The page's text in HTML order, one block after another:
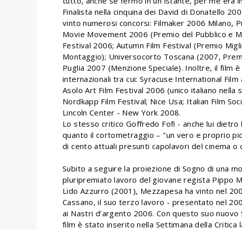
Finalista nella cinquina dei David di Donatello
vinto numerosi concorsi: Filmaker 2006 Milano,
Movie Movement 2006 (Premio del Pubblico e
Festival 2006; Autumn Film Festival (Premio
Montaggio); Universocorto Toscana (2007,
Puglia 2007 (Menzione Speciale). Inoltre, il
internazionali tra cui: Syracuse International
Asolo Art Film Festival 2006 (unico italiano
Nordkapp Film Festival; Nice Usa; Italian Film
Lincoln Center - New York 2008.
Lo stesso critico Goffredo Fofi - anche lui
quanto il cortometraggio – "un vero e proprio
di cento attuali presunti capolavori del cinema o
Subito a seguire la proiezione di Sogno di una
pluripremiato lavoro del giovane regista Pippo
Lido Azzurro (2001), Mezzapesa ha vinto nel
Cassano, il suo terzo lavoro - presentato nel
ai Nastri d’argento 2006. Con questo suo
film è stato inserito nella Settimana della Critica